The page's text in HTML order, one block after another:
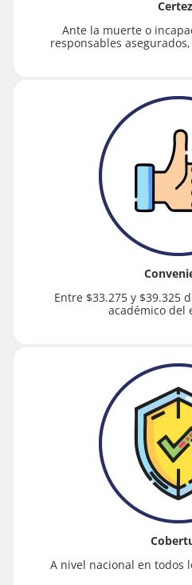
Ante la muerte o
responsables
Entre $33.275 y $39.325
académico del
A nivel nacional en todos